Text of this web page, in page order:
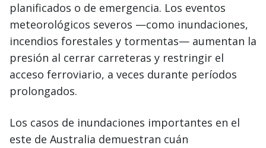
planificados o de emergencia. Los eventos
meteorológicos severos —como inundaciones,
incendios forestales y tormentas— aumentan la
presión al cerrar carreteras y restringir el
acceso ferroviario, a veces durante períodos
prolongados.
Los casos de inundaciones importantes en el
este de Australia demuestran cuán